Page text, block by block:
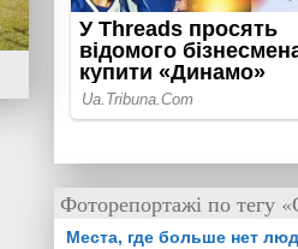
Фоторепортажі по тегу
Места, где больше нет